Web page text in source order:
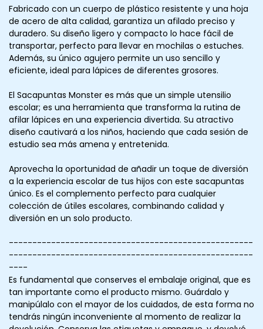
Fabricado con un cuerpo de plástico resistente y una hoja
de acero de alta calidad, garantiza un afilado preciso y
duradero. Su diseño ligero y compacto lo hace fácil de
transportar, perfecto para llevar en mochilas o estuches.
Además, su único agujero permite un uso sencillo y
eficiente, ideal para lápices de diferentes grosores.
El Sacapuntas Monster es más que un simple utensilio
escolar; es una herramienta que transforma la rutina de
afilar lápices en una experiencia divertida. Su atractivo
diseño cautivará a los niños, haciendo que cada sesión de
estudio sea más amena y entretenida.
Aprovecha la oportunidad de añadir un toque de diversión
a la experiencia escolar de tus hijos con este sacapuntas
único. Es el complemento perfecto para cualquier
colección de útiles escolares, combinando calidad y
diversión en un solo producto.
----------------------------------------------------
----------------------------------------------------
----
Es fundamental que conserves el embalaje original, que es
tan importante como el producto mismo. Guárdalo y
manipúlalo con el mayor de los cuidados, de esta forma no
tendrás ningún inconveniente al momento de realizar la